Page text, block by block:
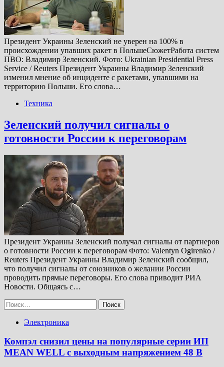
Президент Украины Зеленский не уверен на 100% в
происхождении упавших ракет в ПольшеСюжетРабота систем
ПВО: Владимир Зеленский. Фото: Ukrainian Presidential Press
Service / Reuters Президент Украины Владимир Зеленский
изменил мнение об инциденте с ракетами, упавшими на
территорию Польши. Его слова…
Техника
Зеленский получил сигналы о
готовности России к переговорам
Президент Украины Зеленский получал сигналы от партнеров
о готовности России к переговорам Фото: Valentyn Ogirenko /
Reuters Президент Украины Владимир Зеленский сообщил,
что получил сигналы от союзников о желании России
проводить прямые переговоры. Его слова приводит РИА
Новости. Общаясь с…
Найти:
Электроника
Компэл снизил цены на популярные серии ИП
MEAN WELL с выходным напряжением 48 В